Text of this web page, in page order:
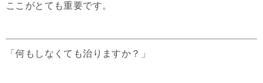
ここがとても重要です。
「何もしなくても治りますか？」